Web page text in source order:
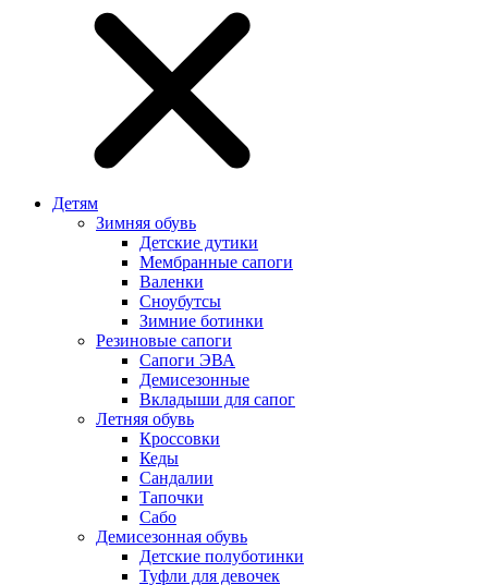
Детям
Зимняя обувь
Детские дутики
Мембранные сапоги
Валенки
Сноубутсы
Зимние ботинки
Резиновые сапоги
Сапоги ЭВА
Демисезонные
Вкладыши для сапог
Летняя обувь
Кроссовки
Кеды
Сандалии
Тапочки
Сабо
Демисезонная обувь
Детские полуботинки
Туфли для девочек